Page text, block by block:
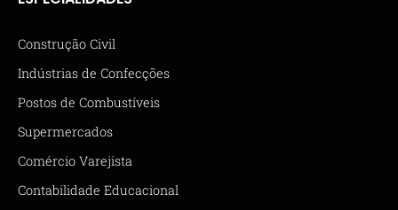
Construção Civil
Indústrias de Confecções
Postos de Combustíveis
Supermercados
Comércio Varejista
Contabilidade Educacional